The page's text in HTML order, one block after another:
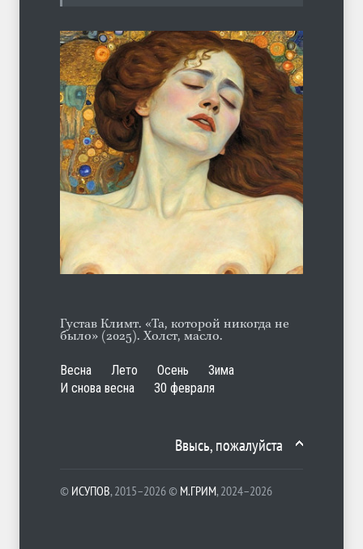
С теплотой
ЛЕТО 03.08.2026
Марципан (из Агнии Барто)
ЛЕТО 31.07.2026
Густав Климт. «Та, которой никогда не
было» (2025). Холст, масло.
Весна Лето Осень
Зима
И снова весна
30 февраля
Ввысь, пожалуйста
© ИСУПОВ, 2015–2026 © М.ГРИМ, 2024–2026